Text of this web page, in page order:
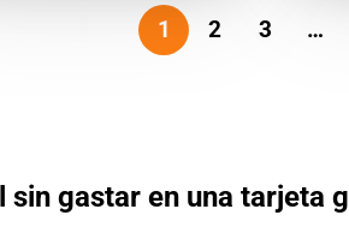
1 2 3 …
gastar en una tarjeta